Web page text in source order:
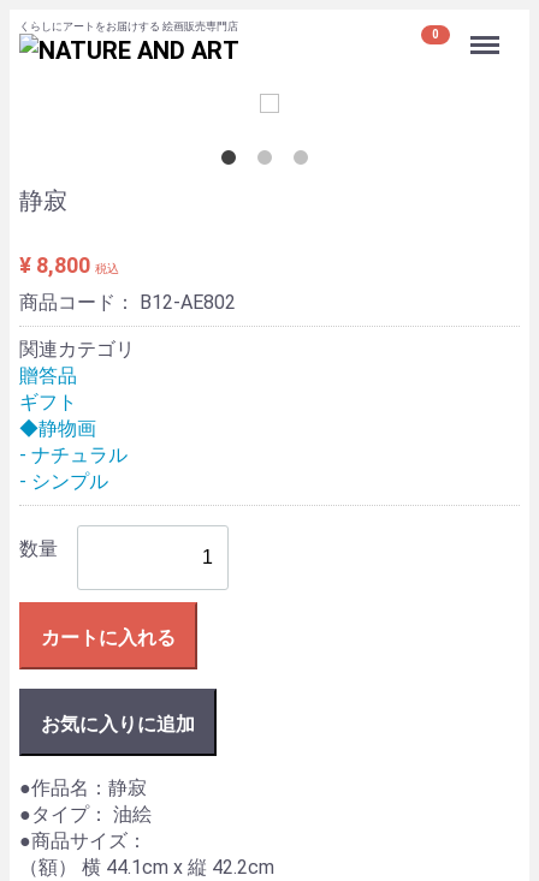
くらしにアートをお届けする 絵画販売専門店
0 Menu
静寂
¥ 8,800 税込
商品コード： B12-AE802
関連カテゴリ
贈答品
ギフト
◆静物画
- ナチュラル
- シンプル
数量
カートに入れる
お気に入りに追加
●作品名：静寂
●タイプ： 油絵
●商品サイズ：
（額） 横 44.1cm x 縦 42.2cm